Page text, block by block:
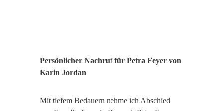
Persönlicher Nachruf für Petra Feyer von
Karin Jordan
Mit tiefem Bedauern nehme ich Abschied